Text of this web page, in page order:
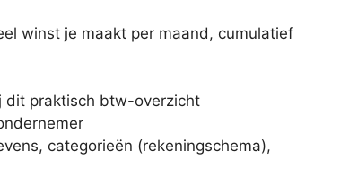
winst je maakt per maand, cumulatief
dit praktisch btw-overzicht
categorieën (rekeningschema),